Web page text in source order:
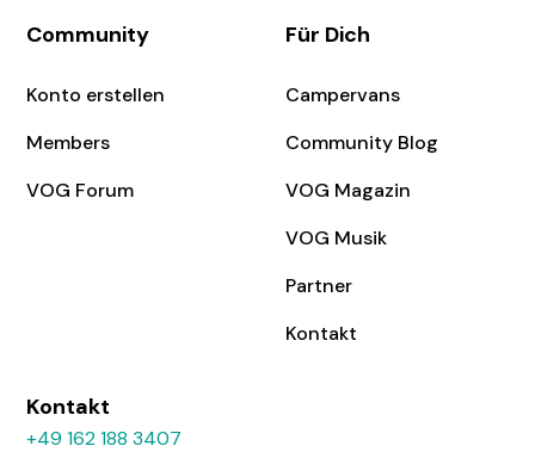
Community
Konto erstellen
Members
VOG Forum
Für Dich
Campervans
Community Blog
VOG Magazin
VOG Musik
Partner
Kontakt
Kontakt
+49 162 188 3407